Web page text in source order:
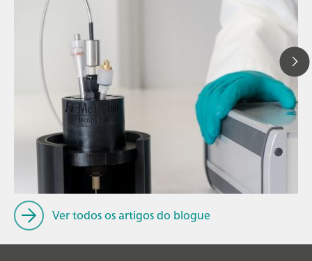
14 de jul. de
intuitivas e
// Blog post
// Metals & mining
// Automotive and aerospace
Ver todos os artigos do blogue